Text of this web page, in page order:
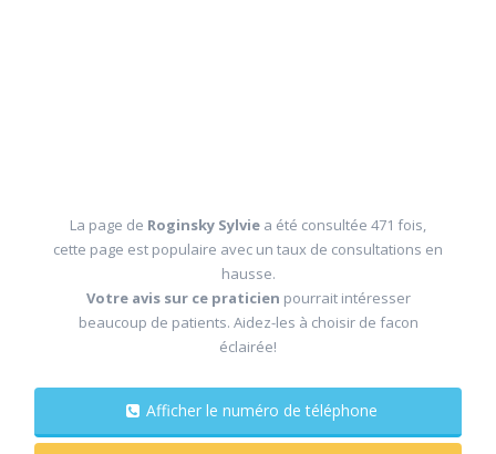
La page de Roginsky Sylvie a été consultée 471 fois,
cette page est populaire avec un taux de consultations en
hausse.
Votre avis sur ce praticien pourrait intéresser
beaucoup de patients. Aidez-les à choisir de facon
éclairée!
Afficher le numéro de téléphone